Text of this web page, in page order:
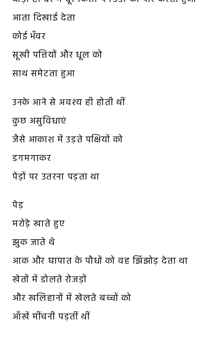
आता दिखाई देता
कोई भँवर
सूखी पत्तियों और धूल को
साथ समेटता हुआ
उनके आने से अवश्य ही होती थीं
कुछ असुविधाएं
जैसे आकाश में उड़ते पक्षियों को
डगमगाकर
पेड़ों पर उतरना पड़ता था
पेड़
मरोड़े खाते हुए
झुक जाते थे
आक और घापात के पौधों को वह झिंझोड़ देता था
खेतों में डोलते रोजड़ों
और खलिहानों में खेलते बच्चों को
आँखें मींचनी पड़तीं थीं